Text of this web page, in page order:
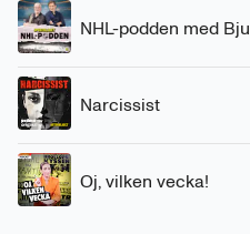
NHL-podden med
Narcissist
Oj, vilken vecka!